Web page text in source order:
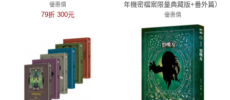
優惠價
79折 300元
年機密檔案限量典藏版+番外篇）
優惠價
79折 277元